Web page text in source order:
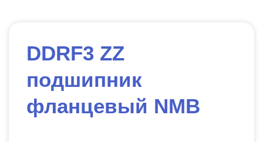
DDRF3 ZZ
подшипник
фланцевый NMB